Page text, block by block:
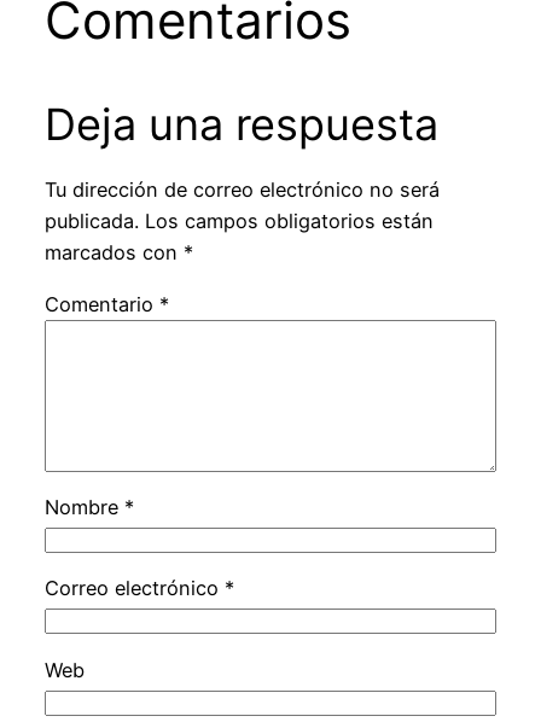
Comentarios
Deja una respuesta
Tu dirección de correo electrónico no será
publicada. Los campos obligatorios están
marcados con *
Comentario *
Nombre *
Correo electrónico *
Web